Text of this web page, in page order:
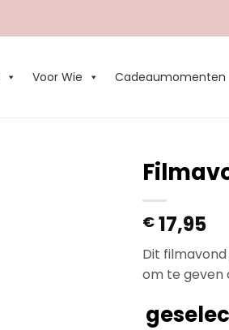
Voor Wie Cadeaumomenten
€ 17,95
Dit
om te geven